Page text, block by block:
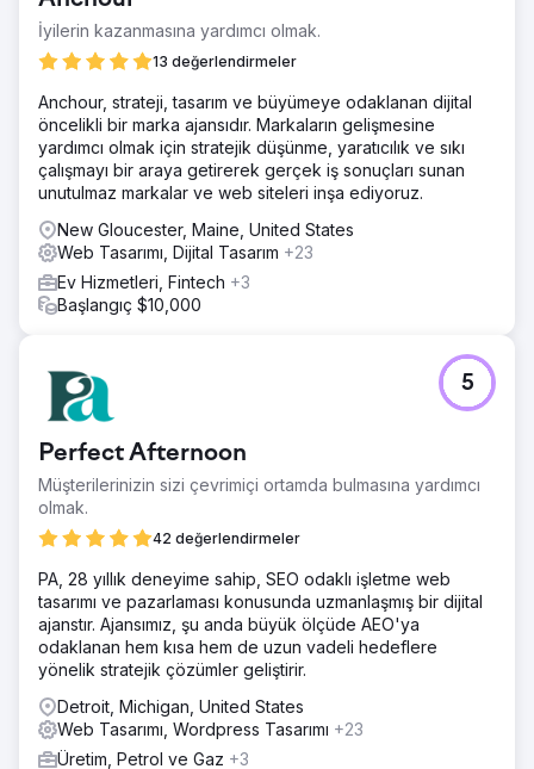
İyilerin kazanmasına yardımcı olmak.
13 değerlendirmeler
Anchour, strateji, tasarım ve büyümeye odaklanan dijital
öncelikli bir marka ajansıdır. Markaların gelişmesine
yardımcı olmak için stratejik düşünme, yaratıcılık ve sıkı
çalışmayı bir araya getirerek gerçek iş sonuçları sunan
unutulmaz markalar ve web siteleri inşa ediyoruz.
New Gloucester, Maine, United States
Web Tasarımı, Dijital Tasarım +23
Ev Hizmetleri, Fintech +3
Başlangıç $10,000
Perfect Afternoon
Müşterilerinizin sizi çevrimiçi ortamda bulmasına yardımcı
olmak.
42 değerlendirmeler
5
PA, 28 yıllık deneyime sahip, SEO odaklı işletme web
tasarımı ve pazarlaması konusunda uzmanlaşmış bir dijital
ajanstır. Ajansımız, şu anda büyük ölçüde AEO'ya
odaklanan hem kısa hem de uzun vadeli hedeflere
yönelik stratejik çözümler geliştirir.
Detroit, Michigan, United States
Web Tasarımı, Wordpress Tasarımı +23
Üretim, Petrol ve Gaz +3